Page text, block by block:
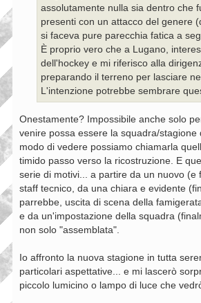
assolutamente nulla sia dentro che
presenti con un attacco del genere
si faceva pure parecchia fatica a
È proprio vero che a Lugano,
dell'hockey e mi riferisco alla
preparando il terreno per lasciare
L'intenzione potrebbe sembrare
Onestamente? Impossibile anche solo
venire possa essere la squadra/stagione
modo di vedere possiamo chiamarla
timido passo verso la ricostruzione. E
serie di motivi... a partire da un nuovo (e
staff tecnico, da una chiara e evidente
parrebbe, uscita di scena della
e da un'impostazione della squadra
non solo "assemblata".
Io affronto la nuova stagione in tutta
particolari aspettative... e mi lascerò
piccolo lumicino o lampo di luce che